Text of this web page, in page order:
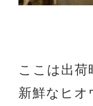
ここは出
新鮮なヒオ